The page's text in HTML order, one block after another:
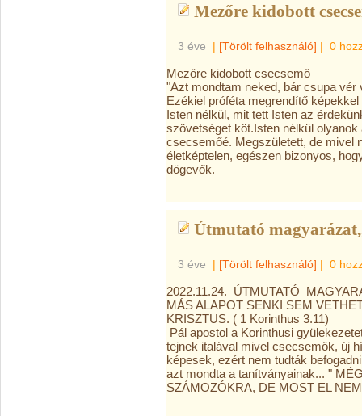
Mezőre kidobott
3 éve | [Törölt felhasználó] | 0
Mezőre kidobott csecsemő
"Azt mondtam neked, bár csupa vér
Ezékiel próféta megrendítő
Isten nélkül, mit tett Isten az
szövetséget köt.Isten nélkül
csecsemőé. Megszületett, de mivel
életképtelen, egészen bizonyos,
dögevők.
Útmutató
3 éve | [Törölt felhasználó] | 0
2022.11.24. ÚTMUTATÓ
MÁS ALAPOT SENKI SEM
KRISZTUS. ( 1 Korinthus 3.11)
Pál apostol a Korinthusi
tejnek italával mivel csecsemők, új
képesek, ezért nem tudták
azt mondta a tanítványainak... "
SZÁMOZÓKRA, DE MOST EL